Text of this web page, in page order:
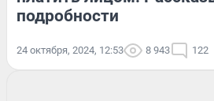
подробности
24 октября, 2024, 12:53 8 943 122